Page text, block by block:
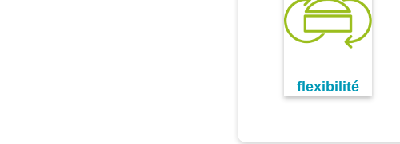
flexibilité